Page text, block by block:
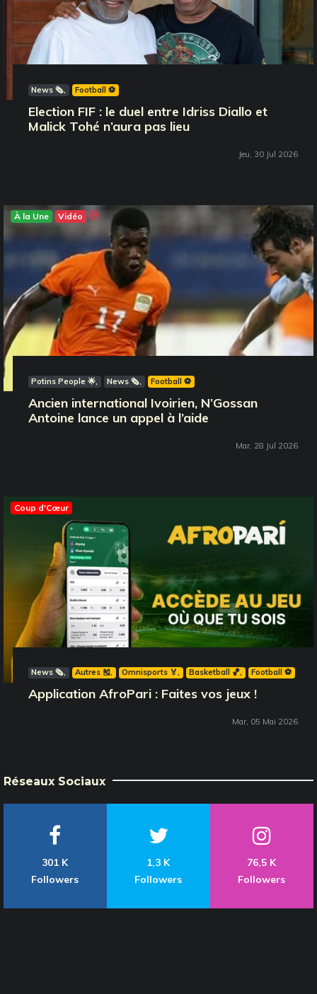
News 🗞️ Football ⚽️
Election FIF : le duel entre Idriss Diallo et
Malick Tohé n’aura pas lieu
Jeu, 30 Jul 2026
À la Une Vidéo
Potins People 🌟 News 🗞️ Football ⚽️
Ancien international Ivoirien, N’Gossan
Antoine lance un appel à l’aide
Mar, 28 Jul 2026
Coup d'Cœur
News 🗞️ Autres 🎽 Omnisports 🏅 Basketball 🏀 Football ⚽️
Application AfroPari : Faites vos jeux !
Mar, 05 Mai 2026
Réseaux Sociaux
301 K
Followers
1,3 K
Followers
76,5 K
Followers